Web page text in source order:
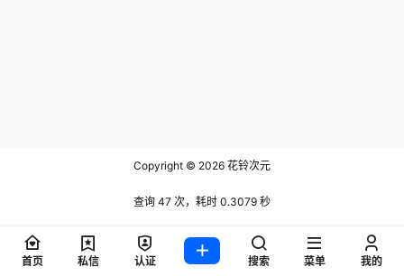
Copyright © 2026 花铃次元
查询 47 次，耗时 0.3079 秒
首页 私信 认证 搜索 菜单 我的